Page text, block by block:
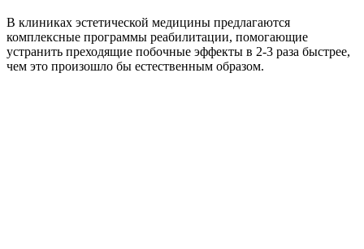
В клиниках эстетической медицины предлагаются
комплексные программы реабилитации, помогающие
устранить преходящие побочные эффекты в 2-3 раза быстрее,
чем это произошло бы естественным образом.